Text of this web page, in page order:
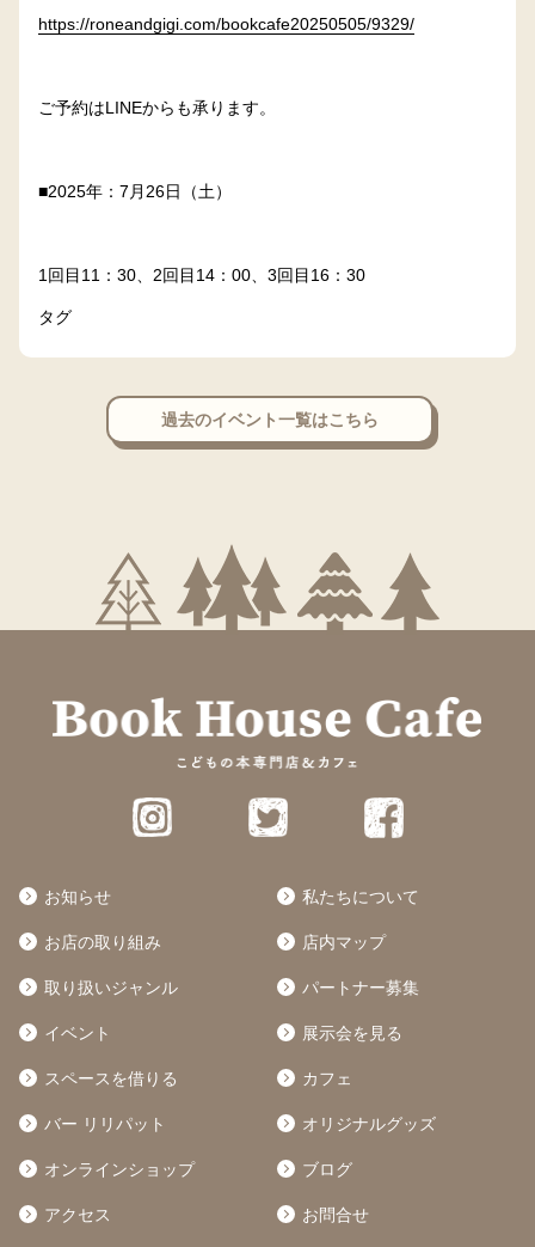
https://roneandgigi.com/bookcafe20250505/9329/
ご予約はLINEからも承ります。
■2025年：7月26日（土）
1回目11：30、2回目14：00、3回目16：30
タグ
過去のイベント一覧はこちら
お知らせ 私たちについて
お店の取り組み 店内マップ
取り扱いジャンル パートナー募集
イベント 展示会を見る
スペースを借りる カフェ
バー リリパット オリジナルグッズ
オンラインショップ ブログ
アクセス お問合せ